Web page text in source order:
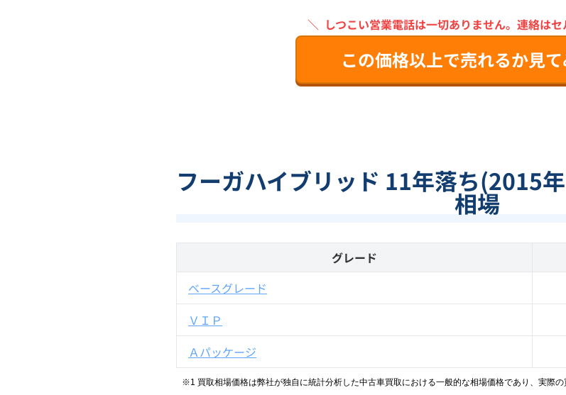
＼ しつこい営業電話は一切ありません。 連絡は
この価格以上で売れるか見
フーガハイブリッド 11年落ち(2015
相場
グレード
ベースグレード
ＶＩＰ
Ａパッケージ
※1 買取相場価格は弊社が独自に統計分析した中古車買取における一般的な相場価格であり、実際の